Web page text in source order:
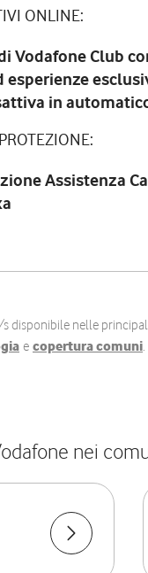
ONLINE:
Vodafone Club
esperienze
in
Assistenza
disponibile nelle
e copertura comuni.
nei